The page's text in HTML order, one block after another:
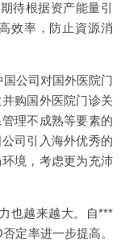
待根据资产能量引
效率，防止資源消
公司对国外医院门
购国外医院门诊关
理不成熟等要素的
司引入海外优秀的
境，考虑更为充沛
也越来越大。自***
定率进一步提高。